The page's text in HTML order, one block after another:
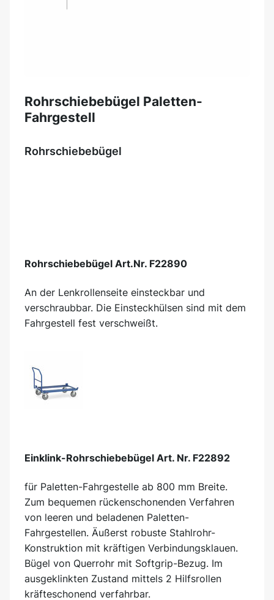
Rohrschiebebügel Paletten-
Fahrgestell
Rohrschiebebügel
Rohrschiebebügel Art.Nr. F22890
An der Lenkrollenseite einsteckbar und
verschraubbar. Die Einsteckhülsen sind mit dem
Fahrgestell fest verschweißt.
Einklink-Rohrschiebebügel Art. Nr. F22892
für Paletten-Fahrgestelle ab 800 mm Breite.
Zum bequemen rückenschonenden Verfahren
von leeren und beladenen Paletten-
Fahrgestellen. Äußerst robuste Stahlrohr-
Konstruktion mit kräftigen Verbindungsklauen.
Bügel von Querrohr mit Softgrip-Bezug. Im
ausgeklinkten Zustand mittels 2 Hilfsrollen
kräfteschonend verfahrbar.